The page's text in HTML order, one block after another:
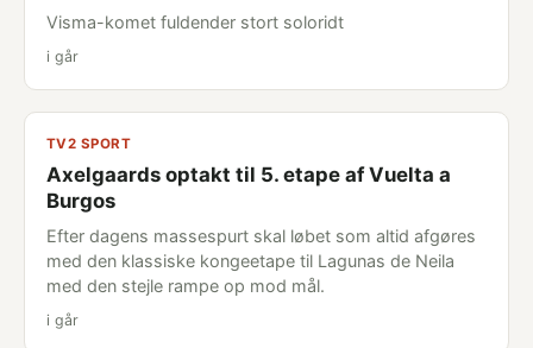
Visma-komet fuldender stort soloridt
i går
TV2 SPORT
Axelgaards optakt til 5. etape af Vuelta a
Burgos
Efter dagens massespurt skal løbet som altid afgøres
med den klassiske kongeetape til Lagunas de Neila
med den stejle rampe op mod mål.
i går